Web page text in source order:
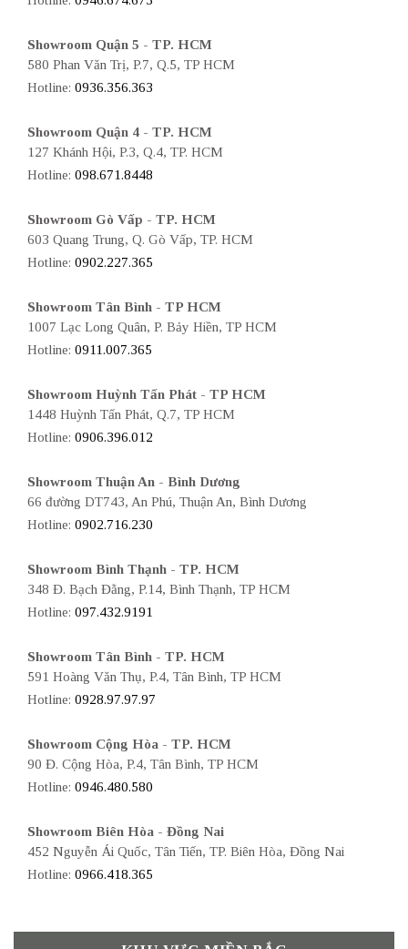
Showroom Quận 5 - TP. HCM
580 Phan Văn Trị, P.7, Q.5, TP HCM
Hotline: 0936.356.363
Showroom Quận 4 - TP. HCM
127 Khánh Hội, P.3, Q.4, TP. HCM
Hotline: 098.671.8448
Showroom Gò Vấp - TP. HCM
603 Quang Trung, Q. Gò Vấp, TP. HCM
Hotline: 0902.227.365
Showroom Tân Bình - TP HCM
1007 Lạc Long Quân, P. Bảy Hiền, TP HCM
Hotline: 0911.007.365
Showroom Huỳnh Tấn Phát - TP HCM
1448 Huỳnh Tấn Phát, Q.7, TP HCM
Hotline: 0906.396.012
Showroom Thuận An - Bình Dương
66 đường DT743, An Phú, Thuận An, Bình Dương
Hotline: 0902.716.230
Showroom Bình Thạnh - TP. HCM
348 Đ. Bạch Đằng, P.14, Bình Thạnh, TP HCM
Hotline: 097.432.9191
Showroom Tân Bình - TP. HCM
591 Hoàng Văn Thụ, P.4, Tân Bình, TP HCM
Hotline: 0928.97.97.97
Showroom Cộng Hòa - TP. HCM
90 Đ. Cộng Hòa, P.4, Tân Bình, TP HCM
Hotline: 0946.480.580
Showroom Biên Hòa - Đồng Nai
452 Nguyễn Ái Quốc, Tân Tiến, TP. Biên Hòa, Đồng Nai
Hotline: 0966.418.365